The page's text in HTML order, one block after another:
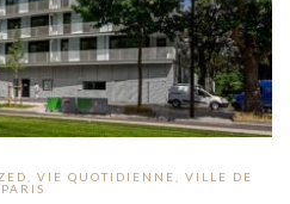
VIE QUOTIDIENNE
VILLE DE
PARIS